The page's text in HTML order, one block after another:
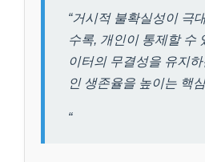
“거시적 불확실성이 극
수록, 개인이 통제할 수
이터의 무결성을 유지
인 생존율을 높이는 핵
“